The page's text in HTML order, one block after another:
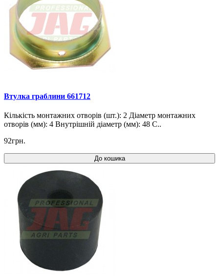
Втулка граблини 661712
Кількість монтажних отворів (шт.): 2 Діаметр монтажних
отворів (мм): 4 Внутрішній діаметр (мм): 48 C..
92грн.
До кошика